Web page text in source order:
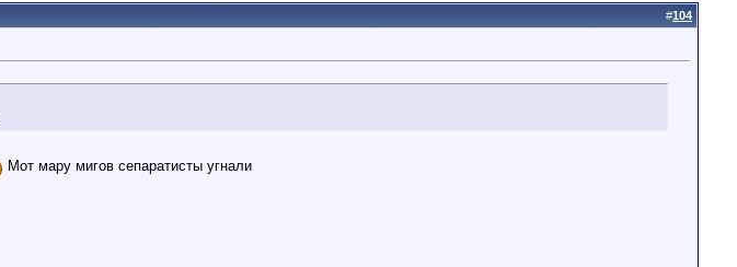
#104
Мот мару мигов сепаратисты угнали